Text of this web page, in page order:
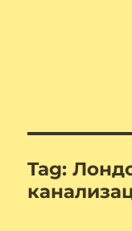
Tag: